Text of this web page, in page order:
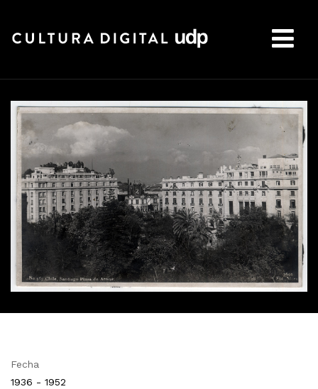
Fecha
1936 - 1952